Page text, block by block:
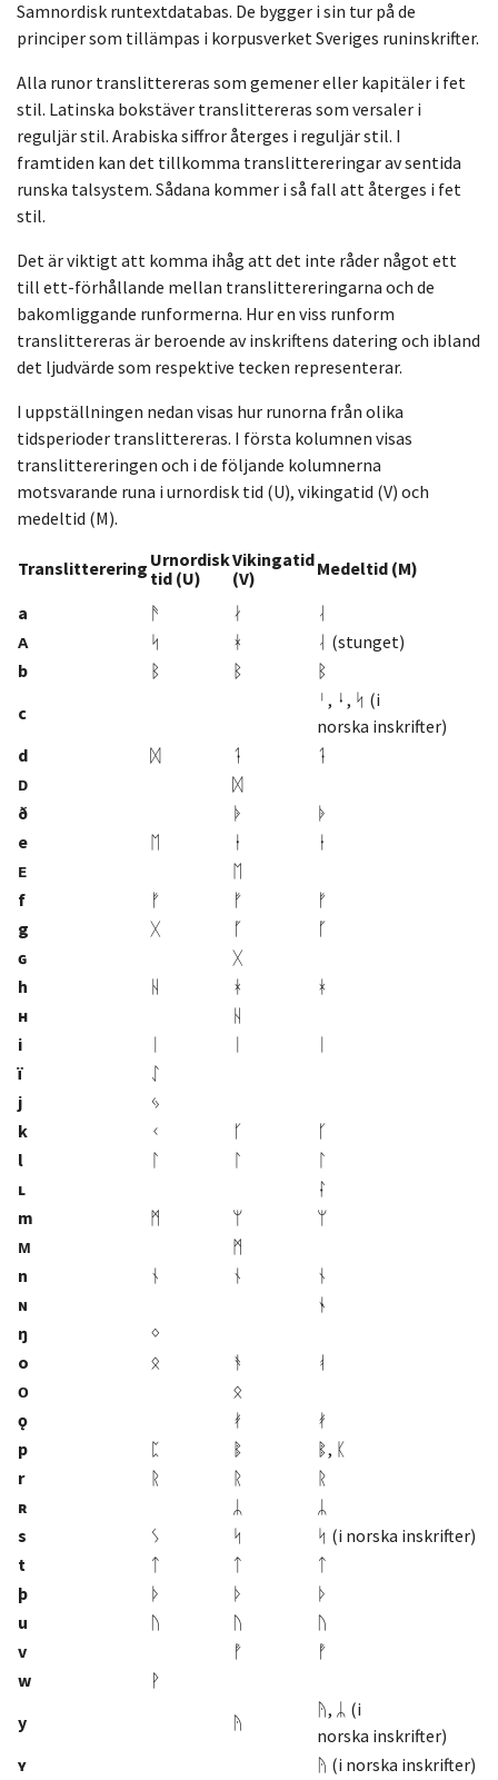
Samnordisk runtextdatabas. De bygger i sin tur på de
principer som tillämpas i korpusverket Sveriges runinskrifter.
Alla runor translittereras som gemener eller kapitäler i fet
stil. Latinska bokstäver translittereras som versaler i
reguljär stil. Arabiska siffror återges i reguljär stil. I
framtiden kan det tillkomma translittereringar av sentida
runska talsystem. Sådana kommer i så fall att återges i fet
stil.
Det är viktigt att komma ihåg att det inte råder något ett
till ett-förhållande mellan translittereringarna och de
bakomliggande runformerna. Hur en viss runform
translittereras är beroende av inskriftens datering och ibland
det ljudvärde som respektive tecken representerar.
I uppställningen nedan visas hur runorna från olika
tidsperioder translittereras. I första kolumnen visas
translittereringen och i de följande kolumnerna
motsvarande runa i urnordisk tid (U), vikingatid (V) och
medeltid (M).
Translitterering Urnordisk
tid (U)
Vikingatid
(V)
Medeltid (M)
a
ᚫ ᛅ
ᛆ
ᴀ
ᛋ ᚼ
ᛆ (stunget)
b
ᛒ ᛒ
ᛒ
c
ᛌ, ᛍ, ᛋ (i
norska inskrifter)
d
ᛞ ᛑ
ᛑ
ᴅ
ᛞ
ð
ᚧ
ᚧ
e
ᛖ ᛂ
ᛂ
ᴇ
ᛖ
f
ᚠ ᚠ
ᚠ
g
ᚷ ᚵ
ᚵ
ɢ
ᚷ
h
ᚺ ᚼ
ᚼ
ʜ
ᚺ
i
ᛁ ᛁ
ᛁ
ï
ᛇ
j
ᛃ
k
ᚲ ᚴ
ᚴ
l
ᛚ ᛚ
ᛚ
ʟ
ᛛ
m
ᛗ ᛘ
ᛘ
ᴍ
ᛗ
n
ᚾ ᚾ
ᚾ
ɴ
ᛀ
ŋ
ᛜ
o
ᛟ ᚬ
ᚮ
ᴏ
ᛟ
ǫ
ᚯ
ᚯ
p
ᛈ ᛔ
ᛔ, ᛕ
r
ᚱ ᚱ
ᚱ
ʀ
ᛦ
ᛦ
s
ᛊ ᛋ
ᛋ (i norska inskrifter)
t
ᛏ ᛏ
ᛏ
þ
ᚦ ᚦ
ᚦ
u
ᚢ ᚢ
ᚢ
v
ᚡ
ᚡ
w
ᚹ
y
ᚤ
ᚤ, ᛦ (i
norska inskrifter)
ʏ
ᚤ (i norska inskrifter)